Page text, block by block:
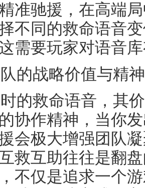
准驰援，在高端
不同的救命语音
需要玩家对语音
的战略价值与精神
的救命语音，其
协作精神，当你
会极大增强团队
救互助往往是翻
不仅是追求一个